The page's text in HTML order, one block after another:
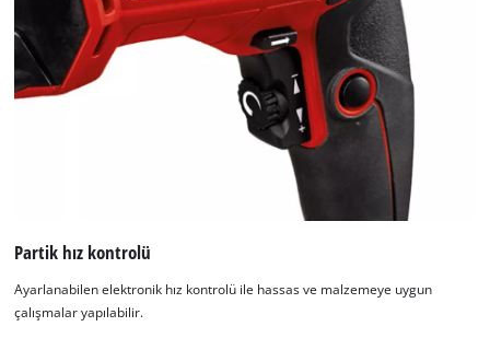
Partik hız kontrolü
Ayarlanabilen elektronik hız kontrolü ile hassas ve malzemeye uygun
çalışmalar yapılabilir.